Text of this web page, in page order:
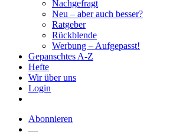
Nachgefragt
Neu – aber auch besser?
Ratgeber
Rückblende
Werbung – Aufgepasst!
Gepanschtes A-Z
Hefte
Wir über uns
Login
Abonnieren